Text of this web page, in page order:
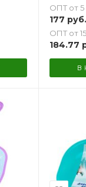
ОПТ от 5
177 руб.
ОПТ от
184.77
В